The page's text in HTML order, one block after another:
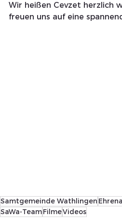
Wir heißen Cevzet herzlich
freuen uns auf eine
Samtgemeinde Wathlingen
SaWa-TeamFilmeVideos